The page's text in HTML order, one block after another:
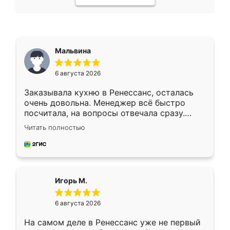
Мальвина
6 августа 2026
Заказывала кухню в Ренессанс, осталась
очень довольна. Менеджер всё быстро
посчитала, на вопросы отвечала сразу.
Замерщик приехал в субботу, подошёл к
делу со всей ответственностью. Собрали
за день, ребята работали аккуратно, даже
Читать полностью
Игорь М.
6 августа 2026
На самом деле в Ренессанс уже не первый